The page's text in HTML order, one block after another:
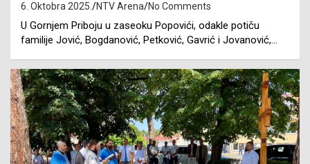
6. Oktobra 2025. NTV Arena No Comments
U Gornjem Priboju u zaseoku Popovići, odakle potiču
familije Jović, Bogdanović, Petković, Gavrić i Jovanović,…